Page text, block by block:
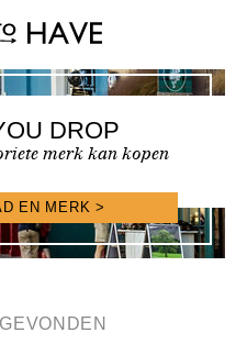
DROP
merk kan kopen
>
EN MERK >